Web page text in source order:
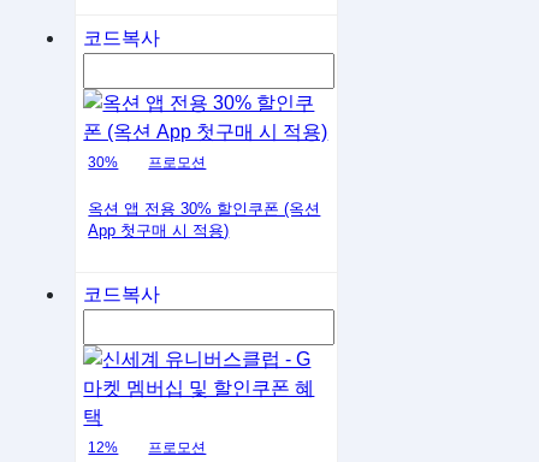
코드복사
30% 프로모션
옥션 앱 전용 30% 할인쿠폰 (옥션
App 첫구매 시 적용)
코드복사
12% 프로모션